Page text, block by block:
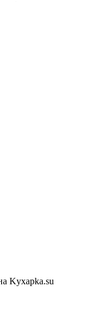
Kyxapka.su